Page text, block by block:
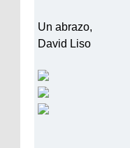
Un abrazo,
David Liso